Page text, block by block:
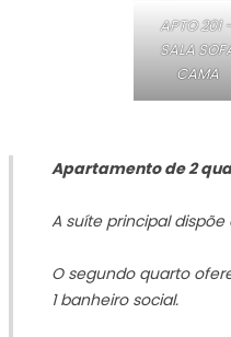
APTO 201
SALA
CAMA
Apartamento de 2
A suíte principal
O segundo quarto
1 banheiro social.